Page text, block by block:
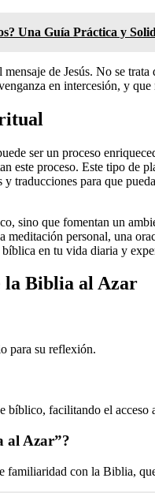
Una Guía Práctica y
de Jesús. No se
en intercesión, y
ser un proceso
este proceso. Este tipo de
traducciones para que
sino que fomentan un
meditación personal, una
en tu vida diaria y
la Biblia al Azar
para su reflexión.
bíblico, facilitando el acceso
al Azar”?
familiaridad con la Biblia,